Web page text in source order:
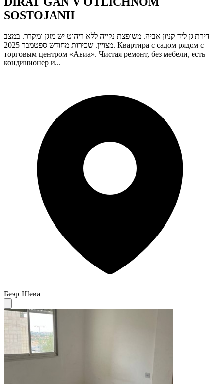
SOSTOJANII
דירת גן ליד קניון אביה. משופצת נקייה ללא ריהוט יש מזגן ומקרר. במצב
מצויין. שכירות מחודש ספטמבר 2025. Квартира с садом рядом с
торговым центром «Авиа». Чистая ремонт, без мебели, есть
кондиционер и...
Беэр-Шева